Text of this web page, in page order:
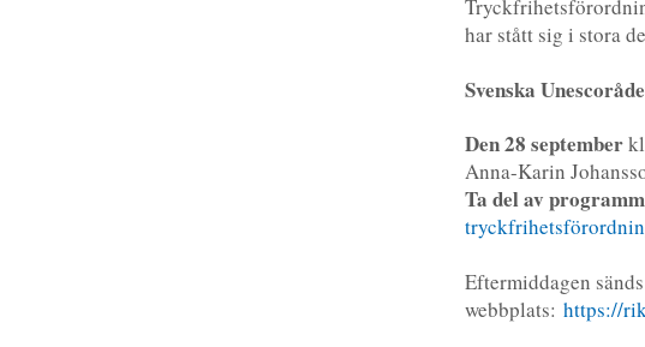
har stått sig i stora
Svenska
Den 28 september
Anna-Karin
Ta del av
Eftermiddagen
webbplats: https://